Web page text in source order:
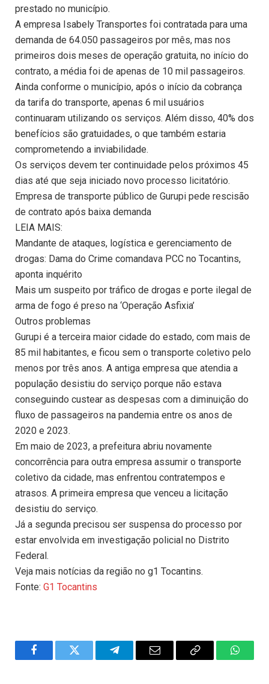
prestado no município.
A empresa Isabely Transportes foi contratada para uma
demanda de 64.050 passageiros por mês, mas nos
primeiros dois meses de operação gratuita, no início do
contrato, a média foi de apenas de 10 mil passageiros.
Ainda conforme o município, após o início da cobrança
da tarifa do transporte, apenas 6 mil usuários
continuaram utilizando os serviços. Além disso, 40% dos
benefícios são gratuidades, o que também estaria
comprometendo a inviabilidade.
Os serviços devem ter continuidade pelos próximos 45
dias até que seja iniciado novo processo licitatório.
Empresa de transporte público de Gurupi pede rescisão
de contrato após baixa demanda
LEIA MAIS:
Mandante de ataques, logística e gerenciamento de
drogas: Dama do Crime comandava PCC no Tocantins,
aponta inquérito
Mais um suspeito por tráfico de drogas e porte ilegal de
arma de fogo é preso na ‘Operação Asfixia’
Outros problemas
Gurupi é a terceira maior cidade do estado, com mais de
85 mil habitantes, e ficou sem o transporte coletivo pelo
menos por três anos. A antiga empresa que atendia a
população desistiu do serviço porque não estava
conseguindo custear as despesas com a diminuição do
fluxo de passageiros na pandemia entre os anos de
2020 e 2023.
Em maio de 2023, a prefeitura abriu novamente
concorrência para outra empresa assumir o transporte
coletivo da cidade, mas enfrentou contratempos e
atrasos. A primeira empresa que venceu a licitação
desistiu do serviço.
Já a segunda precisou ser suspensa do processo por
estar envolvida em investigação policial no Distrito
Federal.
Veja mais notícias da região no g1 Tocantins.
Fonte: G1 Tocantins
FacebookTwitter TelegramEmail
Copy